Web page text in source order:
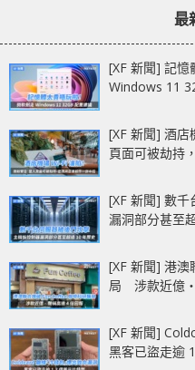
最
[XF 新聞] 記
Windows 11
[XF 新聞] 酒
頁面可被劫持
[XF 新聞] 數
漏洞部分甚至
[XF 新聞] 港澳
局 涉款近億‧
[XF 新聞]
黑客已盜走逾